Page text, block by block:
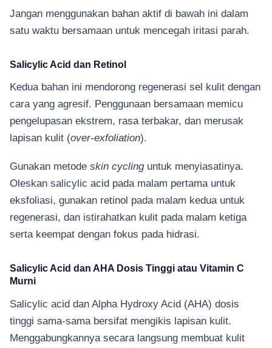
Jangan menggunakan bahan aktif di bawah ini dalam
satu waktu bersamaan untuk mencegah iritasi parah.
Salicylic Acid dan Retinol
Kedua bahan ini mendorong regenerasi sel kulit dengan
cara yang agresif. Penggunaan bersamaan memicu
pengelupasan ekstrem, rasa terbakar, dan merusak
lapisan kulit (over-exfoliation).
Gunakan metode skin cyclinguntuk menyiasatinya.
Oleskan salicylic acid pada malam pertama untuk
eksfoliasi, gunakan retinol pada malam kedua untuk
regenerasi, dan istirahatkan kulit pada malam ketiga
serta keempat dengan fokus pada hidrasi.
Salicylic Acid dan AHA Dosis Tinggi atau Vitamin C
Murni
Salicylic acid dan Alpha Hydroxy Acid (AHA) dosis
tinggi sama-sama bersifat mengikis lapisan kulit.
Menggabungkannya secara langsung membuat kulit